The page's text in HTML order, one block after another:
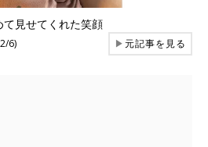
て見せてくれた笑顔
6) ▶元記事を見る